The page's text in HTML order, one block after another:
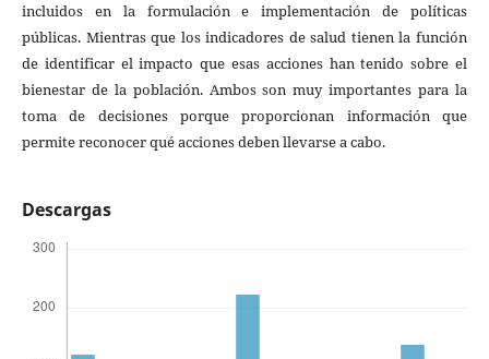
incluidos en la formulación e implementación de políticas
públicas. Mientras que los indicadores de salud tienen la función
de identificar el impacto que esas acciones han tenido sobre el
bienestar de la población. Ambos son muy importantes para la
toma de decisiones porque proporcionan información que
permite reconocer qué acciones deben llevarse a cabo.
Descargas